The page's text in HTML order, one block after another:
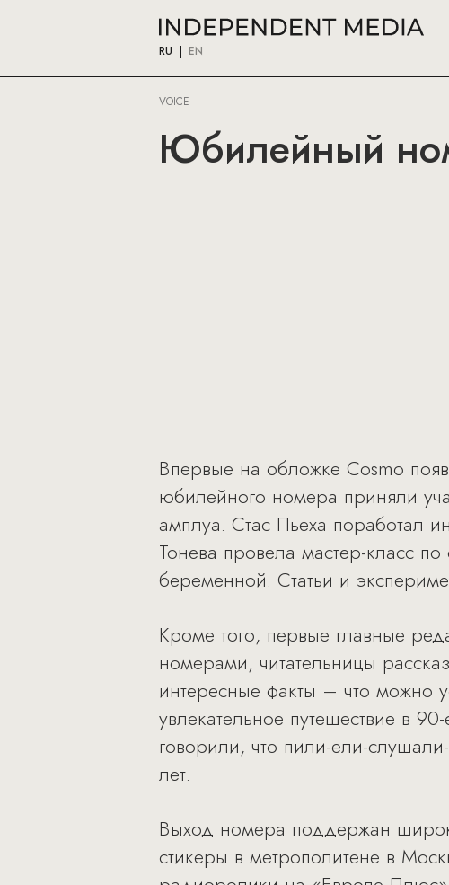
RU EN
VOICE
Юбилейный
Впервые на обложке Cosmo
юбилейного номера приняли
амплуа. Стас Пьеха поработал
Тонева провела мастер-класс
беременной. Статьи и
Кроме того, первые главные
номерами, читательницы
интересные факты – что можно
увлекательное путешествие в
говорили, что пили-ели-
лет.
Выход номера поддержан
стикеры в метрополитене в